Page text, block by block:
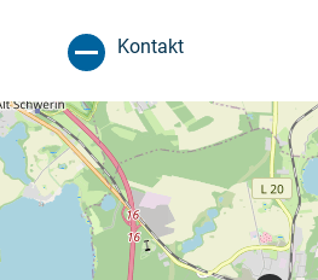
Kontakt